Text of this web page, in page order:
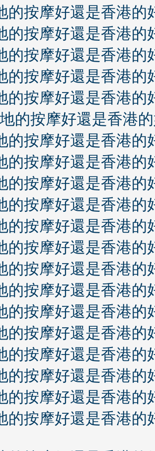
的按摩好還是香港的
的按摩好還是香港的
的按摩好還是香港的
的按摩好還是香港的
的按摩好還是香港的
的按摩好還是香港
的按摩好還是香港的
的按摩好還是香港的
的按摩好還是香港的
的按摩好還是香港的
的按摩好還是香港的
的按摩好還是香港的
的按摩好還是香港的
的按摩好還是香港的
的按摩好還是香港的
的按摩好還是香港的
的按摩好還是香港的
的按摩好還是香港的
的按摩好還是香港的
的按摩好還是香港的